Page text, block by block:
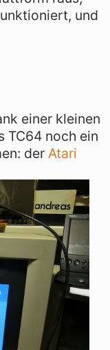
und
einer kleinen
TC64 noch ein
der Atari